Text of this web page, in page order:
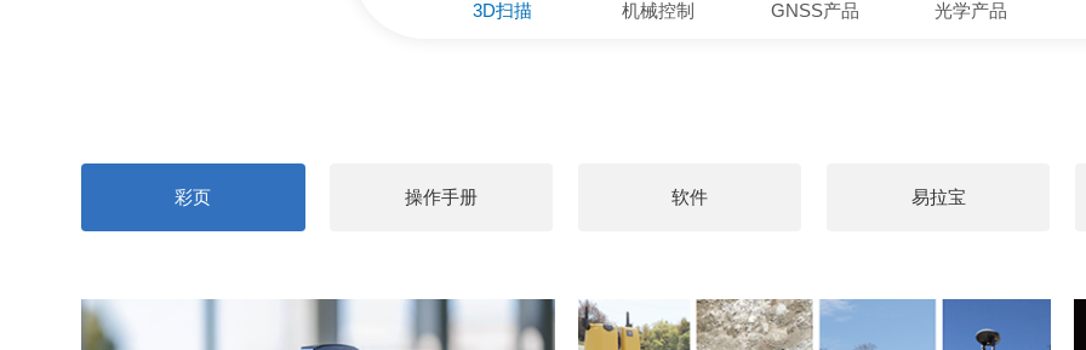
3D扫描 机械控制 GNSS产品 光学产品
彩页 操作手册 软件 易拉宝